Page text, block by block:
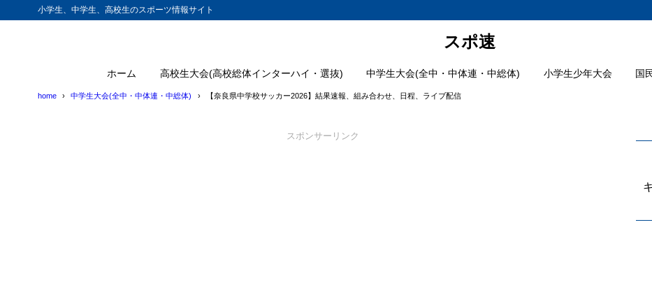
小学生、中学生、高校生のスポーツ情報サイト
スポ速
ホーム 高校生大会(高校総体インターハイ・選抜) 中学生大会(全中・中体連・中総体) 小学生少年大会 国
home 中学生大会(全中・中体連・中総体) 【奈良県中学校サッカー2026】結果速報、組み合わせ、日程、ライブ配信
スポンサーリンク